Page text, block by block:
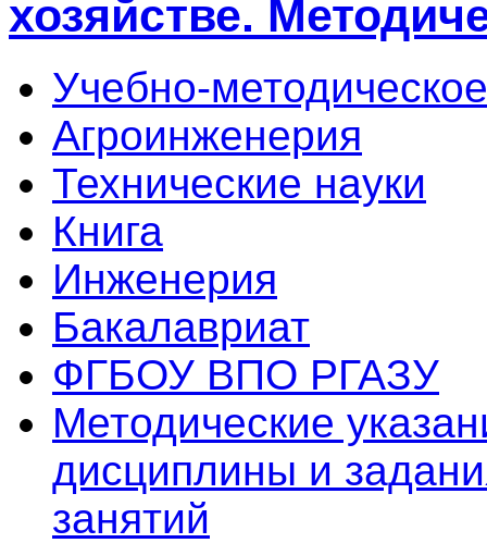
хозяйстве.
Учебно-
Агроинженерия
Технические науки
Книга
Инженерия
Бакалавриат
ФГБОУ ВПО РГАЗУ
Методические
дисциплины и
занятий